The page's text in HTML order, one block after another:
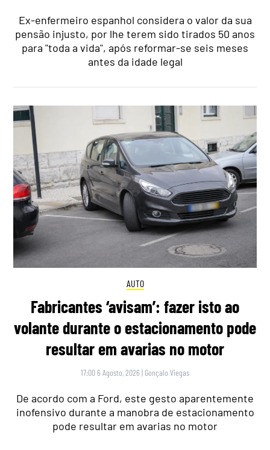
Ex-enfermeiro espanhol considera o valor da sua
pensão injusto, por lhe terem sido tirados 50 anos
para "toda a vida", após reformar-se seis meses
antes da idade legal
AUTO
Fabricantes ‘avisam’: fazer isto ao
volante durante o estacionamento pode
resultar em avarias no motor
17:00 6 Agosto, 2026 | Gonçalo Viegas
De acordo com a Ford, este gesto aparentemente
inofensivo durante a manobra de estacionamento
pode resultar em avarias no motor